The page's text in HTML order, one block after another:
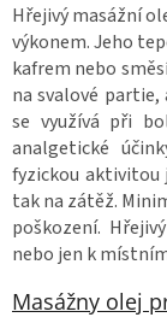
Hřejivý masážní
výkonem. Jeho
kafrem nebo
na svalové
se využívá při
analgetické
fyzickou aktivitou
tak na zátěž.
poškození.
nebo jen k
Masážny olej